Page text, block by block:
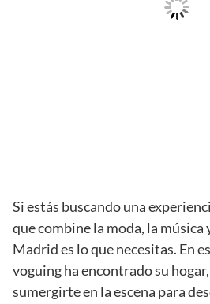
Si estás buscando una
que combine la moda, la música
Madrid es lo que necesitas. En
voguing ha encontrado su
sumergirte en la escena para